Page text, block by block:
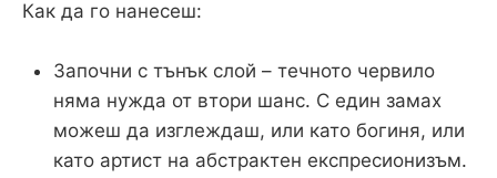
Как да го нанесеш:
Започни с тънък слой – течното червило
няма нужда от втори шанс. С един замах
можеш да изглеждаш, или като богиня, или
като артист на абстрактен експресионизъм.